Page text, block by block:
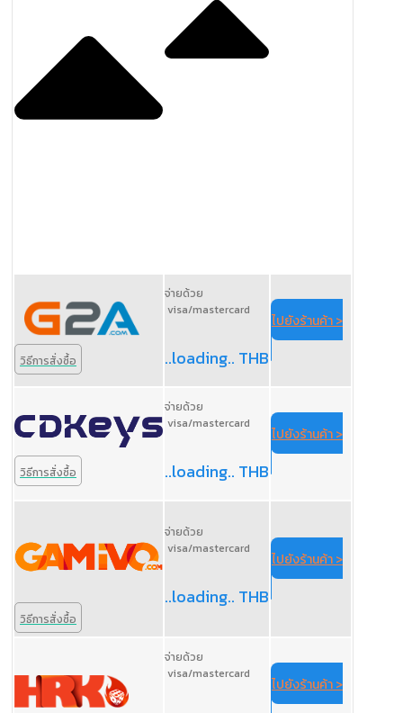
วิธีการสั่งซื้อ
จ่ายด้วย
visa/mastercard
..loading.. THB
ไปยังร้านค้า >
วิธีการสั่งซื้อ
จ่ายด้วย
visa/mastercard
..loading.. THB
ไปยังร้านค้า >
วิธีการสั่งซื้อ
จ่ายด้วย
visa/mastercard
..loading.. THB
ไปยังร้านค้า >
จ่ายด้วย
visa/mastercard
ไปยังร้านค้า >